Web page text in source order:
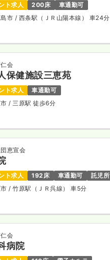
ト求人 200床
車通勤可
市 / 西条駅（ＪＲ山陽本線） 車24分
会
保健施設三恵苑
ト求人
車通勤可
市/ 三原駅 徒歩6分
恵宣会
ト求人 192床 車通勤可
託児所
市/ 竹原駅（ＪＲ呉線） 車5分
会
病院